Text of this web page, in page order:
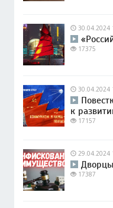
30.04.2024
17375
30.04.2024
к
17157
29.04.2024
17387